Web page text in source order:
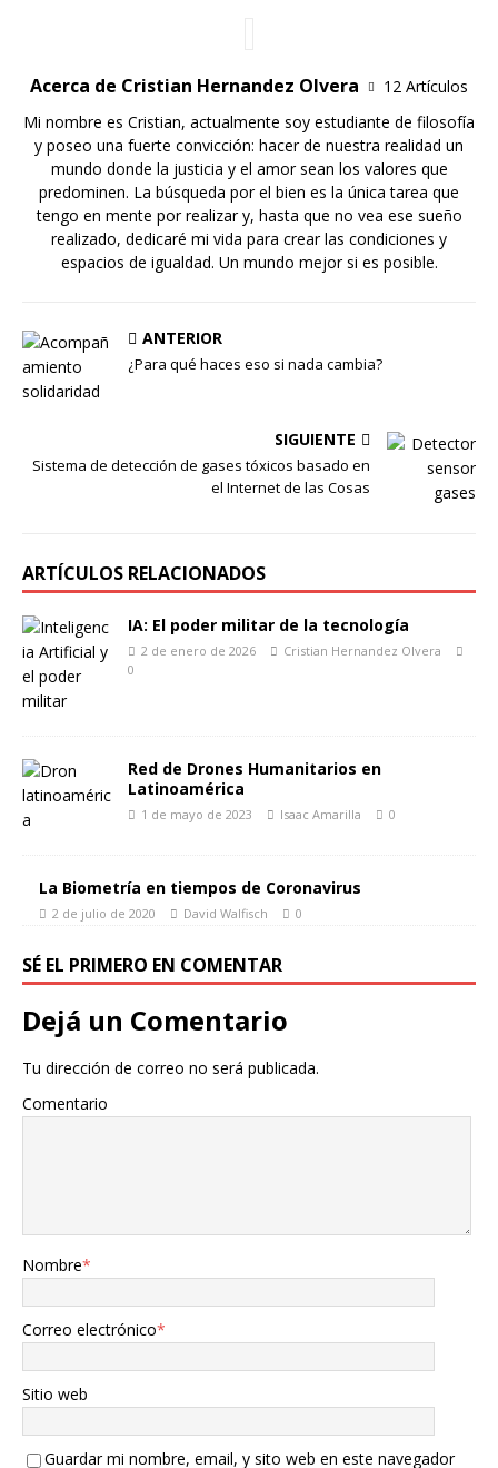
Acerca de Cristian Hernandez Olvera
12 Artículos
Mi nombre es Cristian, actualmente soy estudiante de filosofía
y poseo una fuerte convicción: hacer de nuestra realidad un
mundo donde la justicia y el amor sean los valores que
predominen. La búsqueda por el bien es la única tarea que
tengo en mente por realizar y, hasta que no vea ese sueño
realizado, dedicaré mi vida para crear las condiciones y
espacios de igualdad. Un mundo mejor si es posible.
ANTERIOR
¿Para qué haces eso si nada cambia?
SIGUIENTE
Sistema de detección de gases tóxicos basado en
el Internet de las Cosas
ARTÍCULOS RELACIONADOS
IA: El poder militar de la tecnología
2 de enero de 2026
Cristian Hernandez Olvera
0
Red de Drones Humanitarios en
Latinoamérica
1 de mayo de 2023 Isaac Amarilla 0
La Biometría en tiempos de Coronavirus
2 de julio de 2020 David Walfisch 0
SÉ EL PRIMERO EN COMENTAR
Dejá un Comentario
Tu dirección de correo no será publicada.
Comentario
Nombre*
Correo electrónico*
Sitio web
Guardar mi nombre, email, y sito web en este navegador